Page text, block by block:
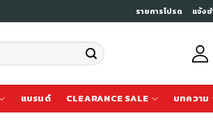
รายการโปรด แจ้งช
แบรนด์ CLEARANCE SALE บทความ